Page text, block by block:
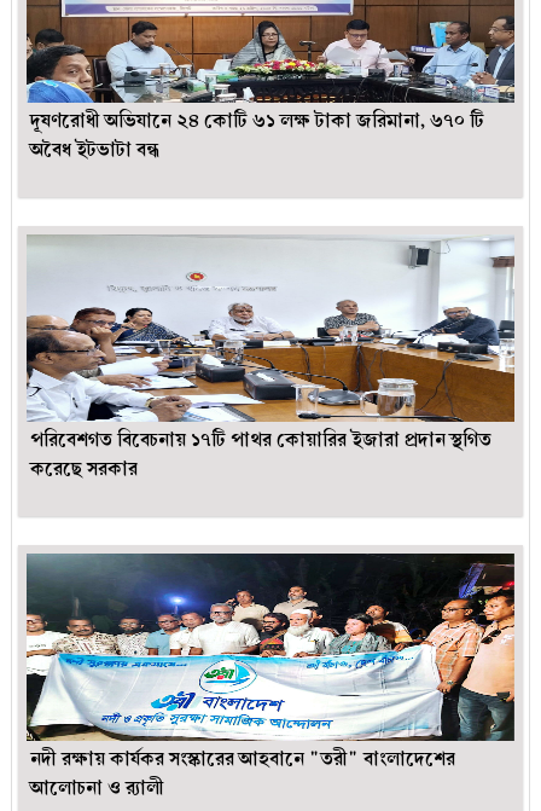
দূষণরোধী অভিযানে ২৪ কোটি ৬১ লক্ষ টাকা জরিমানা, ৬৭০ টি
অবৈধ ইটভাটা বন্ধ
পরিবেশগত বিবেচনায় ১৭টি পাথর কোয়ারির ইজারা প্রদান স্থগিত
করেছে সরকার
নদী রক্ষায় কার্যকর সংস্কারের আহবানে "তরী" বাংলাদেশের
আলোচনা ও র‍্যালী